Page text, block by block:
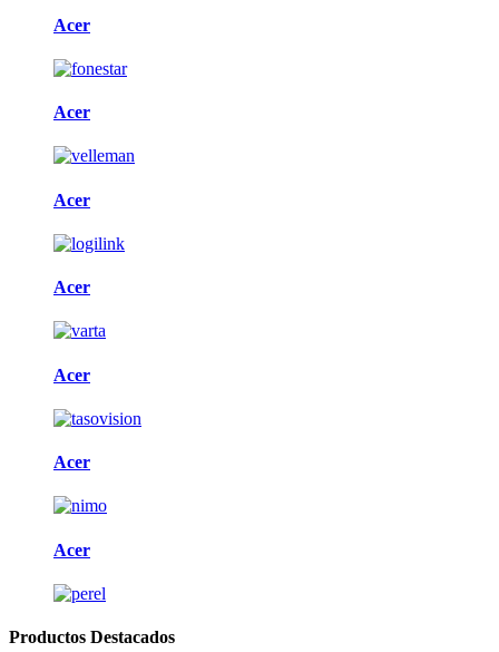
Acer
Acer
Acer
Acer
Acer
Acer
Acer
Productos Destacados